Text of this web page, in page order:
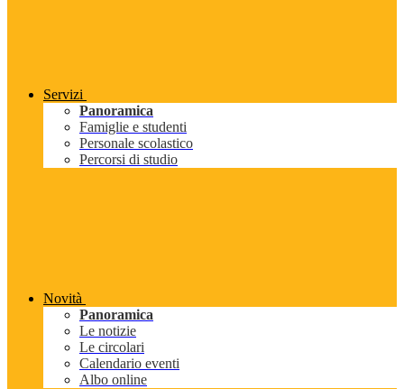
Servizi
Panoramica
Famiglie e studenti
Personale scolastico
Percorsi di studio
Novità
Panoramica
Le notizie
Le circolari
Calendario eventi
Albo online